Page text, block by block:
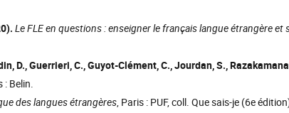
Le FLE en questions : enseigner le français langue étrangère et
D., Guerrieri, C., Guyot-Clément, C., Jourdan, S.,
: Belin.
des langues étrangères, Paris : PUF, coll. Que sais-je (6e